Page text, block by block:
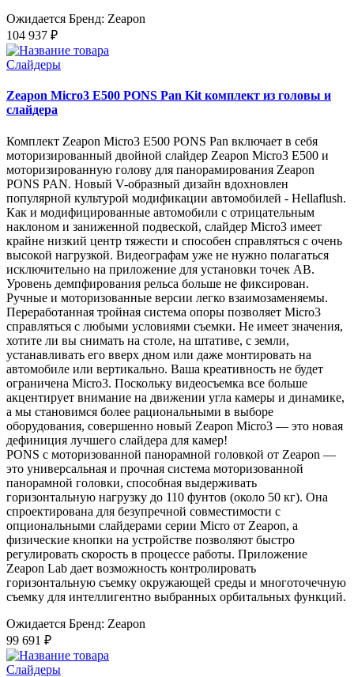
Ожидается Бренд: Zeapon
104 937 ₽
Слайдеры
Zeapon Micro3 E500 PONS Pan Kit комплект из головы и
слайдера
Комплект Zeapon Micro3 E500 PONS Pan включает в себя
моторизированный двойной слайдер Zeapon Micro3 E500 и
моторизированную голову для панорамирования Zeapon
PONS PAN. Новый V-образный дизайн вдохновлен
популярной культурой модификации автомобилей - Hellaflush.
Как и модифицированные автомобили с отрицательным
наклоном и заниженной подвеской, слайдер Micro3 имеет
крайне низкий центр тяжести и способен справляться с очень
высокой нагрузкой. Видеографам уже не нужно полагаться
исключительно на приложение для установки точек AB.
Уровень демпфирования рельса больше не фиксирован.
Ручные и моторизованные версии легко взаимозаменяемы.
Переработанная тройная система опоры позволяет Micro3
справляться с любыми условиями съемки. Не имеет значения,
хотите ли вы снимать на столе, на штативе, с земли,
устанавливать его вверх дном или даже монтировать на
автомобиле или вертикально. Ваша креативность не будет
ограничена Micro3. Поскольку видеосъемка все больше
акцентирует внимание на движении угла камеры и динамике,
а мы становимся более рациональными в выборе
оборудования, совершенно новый Zeapon Micro3 — это новая
дефиниция лучшего слайдера для камер!
PONS с моторизованной панорамной головкой от Zeapon —
это универсальная и прочная система моторизованной
панорамной головки, способная выдерживать
горизонтальную нагрузку до 110 фунтов (около 50 кг). Она
спроектирована для безупречной совместимости с
опциональными слайдерами серии Micro от Zeapon, а
физические кнопки на устройстве позволяют быстро
регулировать скорость в процессе работы. Приложение
Zeapon Lab дает возможность контролировать
горизонтальную съемку окружающей среды и многоточечную
съемку для интеллигентно выбранных орбитальных функций.
Ожидается Бренд: Zeapon
99 691 ₽
Слайдеры